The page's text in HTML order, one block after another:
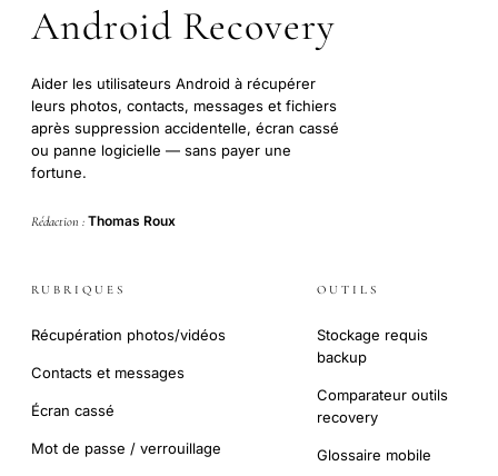
Android Recovery
Aider les utilisateurs Android à récupérer
leurs photos, contacts, messages et fichiers
après suppression accidentelle, écran cassé
ou panne logicielle — sans payer une
fortune.
Rédaction : Thomas Roux
RUBRIQUES
Récupération photos/vidéos
Contacts et messages
Écran cassé
Mot de passe / verrouillage
OUTILS
Stockage requis
backup
Comparateur outils
recovery
Glossaire mobile